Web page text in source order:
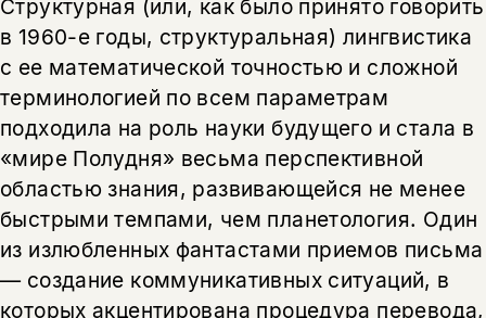
Структурная (или, как было принято говорить
в 1960-е годы, структуральная) лингвистика
с ее математической точностью и сложной
терминологией по всем параметрам
подходила на роль науки будущего и стала в
«мире Полудня» весьма перспективной
областью знания, развивающейся не менее
быстрыми темпами, чем планетология. Один
из излюбленных фантастами приемов письма
— создание коммуникативных ситуаций, в
которых акцентирована процедура перевода,
нет, вернуться назад